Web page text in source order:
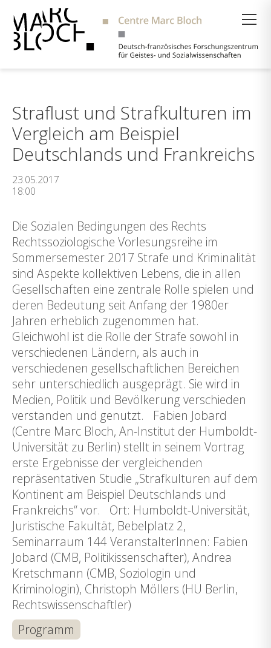
Straflust und Strafkulturen im
Vergleich am Beispiel
Deutschlands und Frankreichs
23.05.2017
18:00
Die Sozialen Bedingungen des Rechts
Rechtssoziologische Vorlesungsreihe im
Sommersemester 2017 Strafe und Kriminalität
sind Aspekte kollektiven Lebens, die in allen
Gesellschaften eine zentrale Rolle spielen und
deren Bedeutung seit Anfang der 1980er
Jahren erheblich zugenommen hat.
Gleichwohl ist die Rolle der Strafe sowohl in
verschiedenen Ländern, als auch in
verschiedenen gesellschaftlichen Bereichen
sehr unterschiedlich ausgeprägt. Sie wird in
Medien, Politik und Bevölkerung verschieden
verstanden und genutzt. Fabien Jobard
(Centre Marc Bloch, An-Institut der Humboldt-
Universität zu Berlin) stellt in seinem Vortrag
erste Ergebnisse der vergleichenden
repräsentativen Studie „Strafkulturen auf dem
Kontinent am Beispiel Deutschlands und
Frankreichs“ vor. Ort: Humboldt-Universität,
Juristische Fakultät, Bebelplatz 2,
Seminarraum 144 VeranstalterInnen: Fabien
Jobard (CMB, Politikissenschafter), Andrea
Kretschmann (CMB, Soziologin und
Kriminologin), Christoph Möllers (HU Berlin,
Rechtswissenschaftler)
Programm